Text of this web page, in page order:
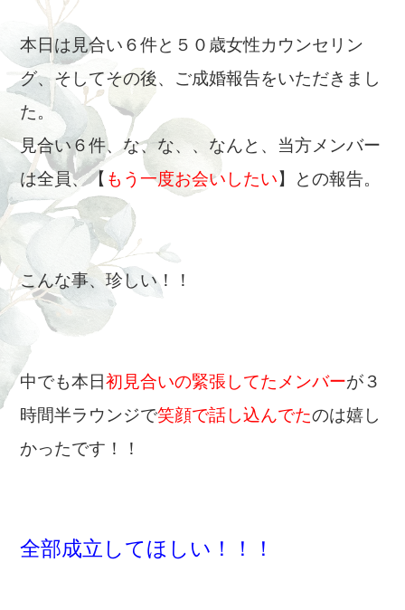
本日は見合い６件と５０歳女性カウンセリン
グ、そしてその後、ご成婚報告をいただきまし
た。
見合い６件、な、な、、なんと、当方メンバー
は全員、【 もう一度お会いしたい 】との報告。
こんな事、珍しい！！
中でも本日初見合いの緊張してたメンバーが３
時間半ラウンジで笑顔で話し込んでたのは嬉し
かったです！！
全部成立してほしい！！！